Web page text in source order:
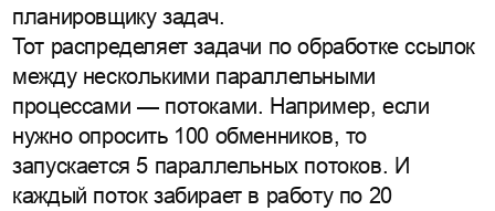
планировщику задач.
Тот распределяет задачи по обработке ссылок
между несколькими параллельными
процессами — потоками. Например, если
нужно опросить 100 обменников, то
запускается 5 параллельных потоков. И
каждый поток забирает в работу по 20